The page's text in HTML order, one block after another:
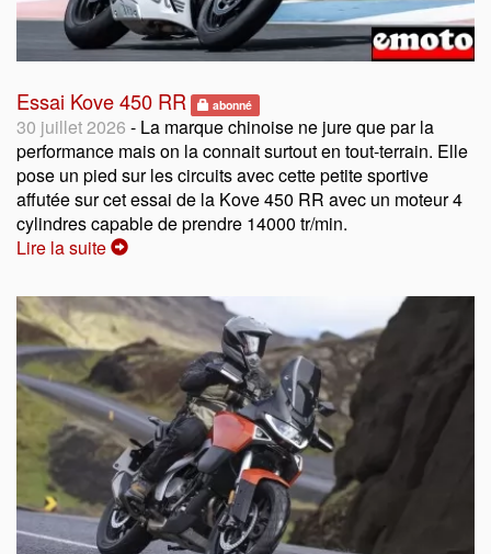
Essai Kove 450 RR abonné
30 juillet 2026 - La marque chinoise ne jure que par la
performance mais on la connait surtout en tout-terrain. Elle
pose un pied sur les circuits avec cette petite sportive
affutée sur cet essai de la Kove 450 RR avec un moteur 4
cylindres capable de prendre 14000 tr/min.
Lire la suite